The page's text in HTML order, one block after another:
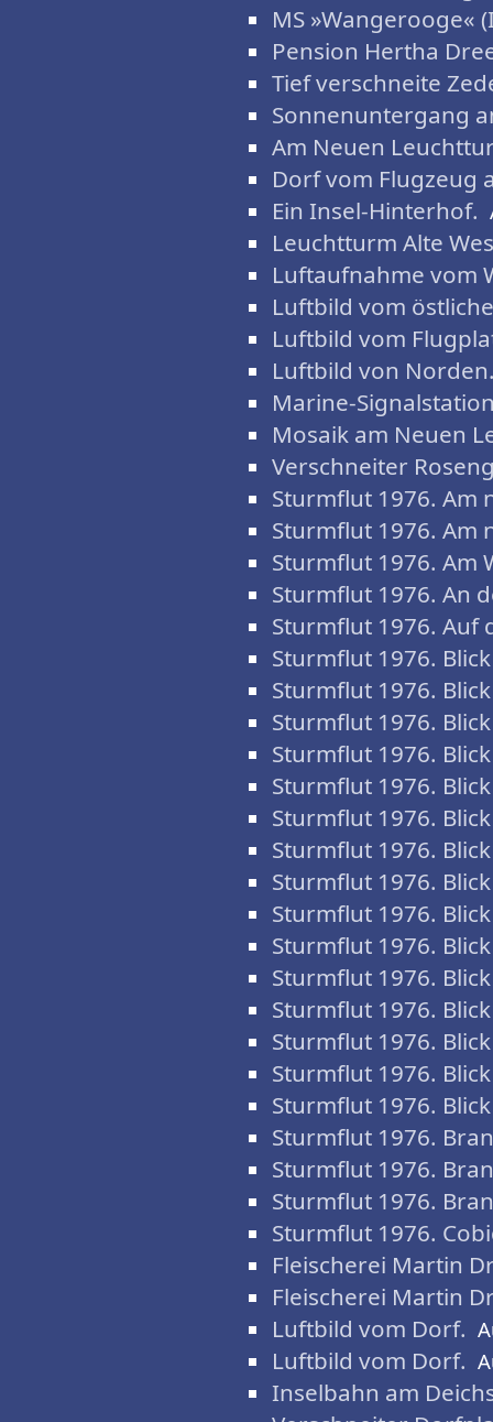
MS »Wangerooge«
Pension Hertha
Tief verschneite
Sonnenuntergang
Am Neuen
Dorf vom Flugzeug
Ein Insel-Hinterhof.
Leuchtturm Alte
Luftaufnahme vom
Luftbild vom
Luftbild vom
Luftbild von
Marine-
Mosaik am Neuen
Verschneiter
Sturmflut 1976. Am
Sturmflut 1976. Am
Sturmflut 1976. Am
Sturmflut 1976. An
Sturmflut 1976. Auf
Sturmflut 1976.
Sturmflut 1976.
Sturmflut 1976.
Sturmflut 1976.
Sturmflut 1976.
Sturmflut 1976.
Sturmflut 1976.
Sturmflut 1976.
Sturmflut 1976.
Sturmflut 1976.
Sturmflut 1976.
Sturmflut 1976.
Sturmflut 1976.
Sturmflut 1976.
Sturmflut 1976.
Sturmflut 1976.
Sturmflut 1976.
Sturmflut 1976.
Sturmflut 1976.
Fleischerei Martin
Fleischerei Martin
Luftbild vom Dorf.
Luftbild vom Dorf.
Inselbahn am